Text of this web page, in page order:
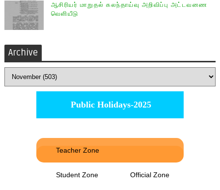
ஆசிரியர் மாறுதல் கலந்தாய்வு அறிவிப்பு அட்டவனண
வெளியீடு
Archive
Public Holidays-2025
Teacher Zone
Student Zone Official Zone